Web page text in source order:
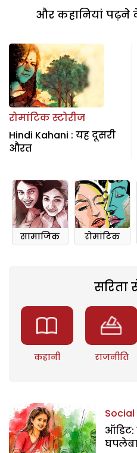
और कहानियां पढ़ने
रोमांटिक स्टोरीज
Hindi Kahani : यह दूसरी
औरत
सामाजिक रोमांटिक
सरिता
कहानी राजनीति